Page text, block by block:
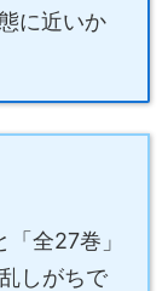
に近いか
全27巻」
しがちで